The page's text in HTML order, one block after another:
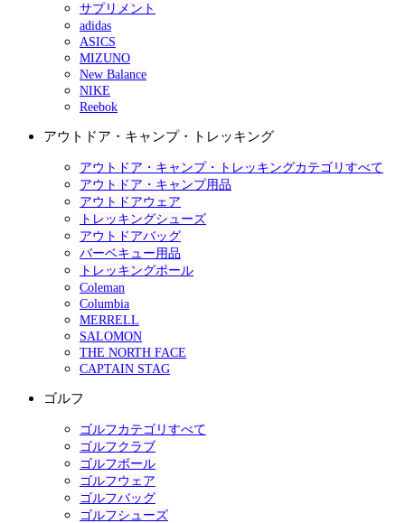
サプリメント
adidas
ASICS
MIZUNO
New Balance
NIKE
Reebok
アウトドア・キャンプ・トレッキング
アウトドア・キャンプ・トレッキングカテゴリすべて
アウトドア・キャンプ用品
アウトドアウェア
トレッキングシューズ
アウトドアバッグ
バーベキュー用品
トレッキングポール
Coleman
Columbia
MERRELL
SALOMON
THE NORTH FACE
CAPTAIN STAG
ゴルフ
ゴルフカテゴリすべて
ゴルフクラブ
ゴルフボール
ゴルフウェア
ゴルフバッグ
ゴルフシューズ